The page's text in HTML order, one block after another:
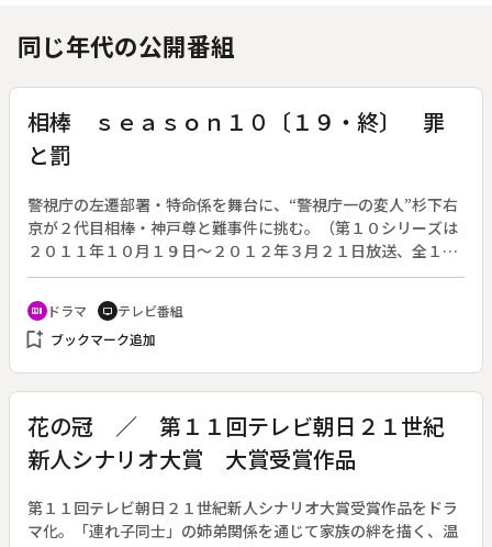
同じ年代の公開番組
相棒 ｓｅａｓｏｎ１０〔１９・終〕 罪
と罰
警視庁の左遷部署・特命係を舞台に、“警視庁一の変人”杉下右
京が２代目相棒・神戸尊と難事件に挑む。（第１０シリーズは
２０１１年１０月１９日～２０１２年３月２１日放送、全１９
回）◆最終回。バイオテクノロジー研究所の主席研究員・嘉神
郁子（真野響子）が文科省に呼び出され、娘の茜（浅見れい
な）を使いクローン人間を作っていることを認めた。娘の茜
は、半年前に夫と５歳の息子を事故で亡くし、自殺未遂を起こ
ある茜に頼まれ、やむなくクローン人間の制作に着手してしま
ったのだった。
recent_actors ドラマ tv テレビ番組
bookmark_add ブックマーク追加
花の冠 ／ 第１１回テレビ朝日２１世紀
新人シナリオ大賞 大賞受賞作品
第１１回テレビ朝日２１世紀新人シナリオ大賞受賞作品をドラ
マ化。「連れ子同士」の姉弟関係を通じて家族の絆を描く、温